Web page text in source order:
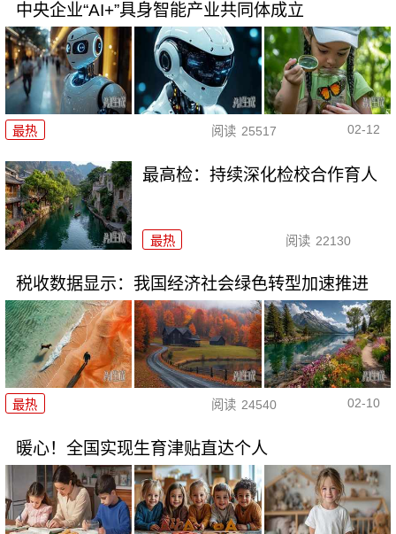
中央企业“AI+”具身智能产业共同体成立
最热 阅读 25517 02-12
最高检：持续深化检校合作育人
最热 阅读 22130
税收数据显示：我国经济社会绿色转型加速推进
最热 阅读 24540 02-10
暖心！全国实现生育津贴直达个人